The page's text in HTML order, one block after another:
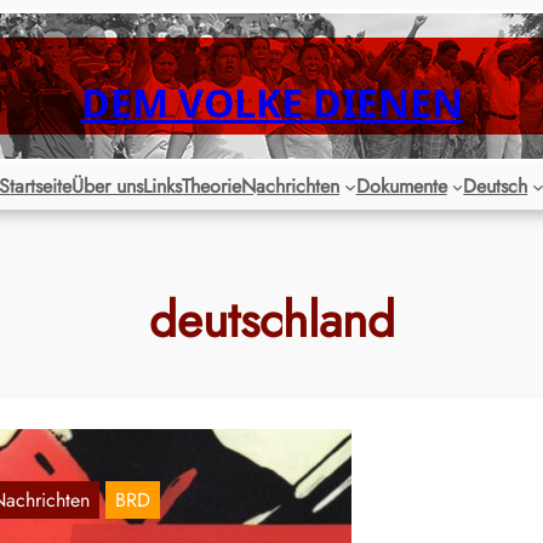
DEM VOLKE DIENEN
StartseiteÜber unsLinksTheorieNachrichten Dokumente Deutsch
deutschland
BRD